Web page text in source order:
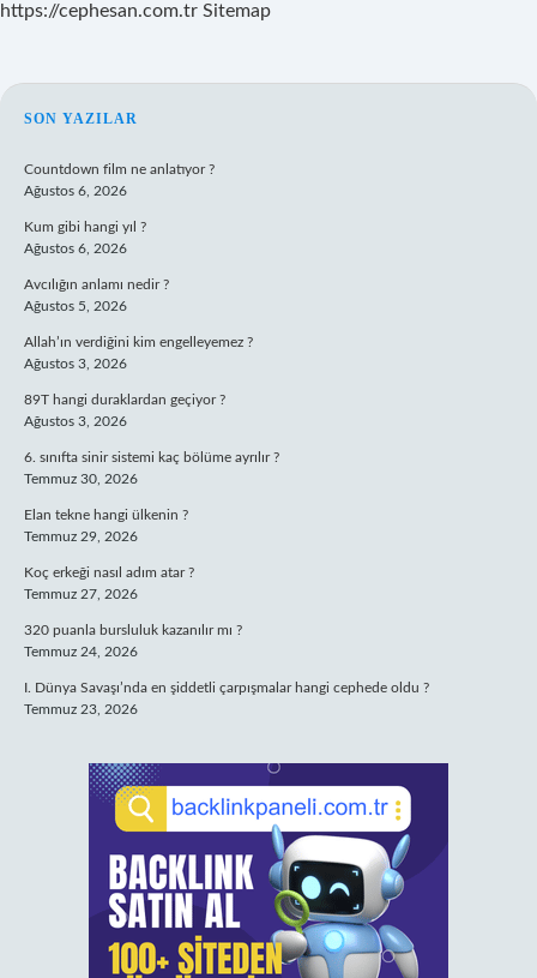
https://cephesan.com.tr Sitemap
SIDEBAR
SON YAZILAR
Countdown film ne anlatıyor ?
Ağustos 6, 2026
Kum gibi hangi yıl ?
Ağustos 6, 2026
Avcılığın anlamı nedir ?
Ağustos 5, 2026
Allah’ın verdiğini kim engelleyemez ?
Ağustos 3, 2026
89T hangi duraklardan geçiyor ?
Ağustos 3, 2026
6. sınıfta sinir sistemi kaç bölüme ayrılır ?
Temmuz 30, 2026
Elan tekne hangi ülkenin ?
Temmuz 29, 2026
Koç erkeği nasıl adım atar ?
Temmuz 27, 2026
320 puanla bursluluk kazanılır mı ?
Temmuz 24, 2026
I. Dünya Savaşı’nda en şiddetli çarpışmalar hangi cephede oldu ?
Temmuz 23, 2026